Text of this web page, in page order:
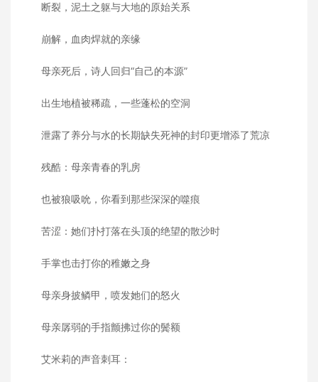
断裂，泥土之躯与大地的原始关系
崩解，血肉焊就的亲缘
母亲死后，诗人回归“自己的本源”
出生地植被稀疏，一些蓬松的空洞
泄露了养分与水的长期缺失死神的封印更增添了荒凉
残酷：母亲青春的乳房
也被狼吸吮，你看到那些深深的噬痕
苦涩：她们扑打落在头顶的绝望的散沙时
手掌也击打你的稚嫩之身
母亲身披鳞甲，喷发她们的怒火
母亲孱弱的手指颤拂过你的鬓额
艾米莉的声音刺耳：